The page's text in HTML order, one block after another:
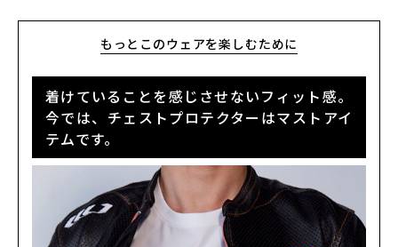
もっとこのウェアを楽しむために
着けていることを感じさせないフィット感。
今では、チェストプロテクターはマストアイ
テムです。
カラー・サイズ選択
BLACK
L
¥26,290(税込)
カートに入れる
LL
¥26,290
カートに入れる
BLACK/BLACK
カートに入れる